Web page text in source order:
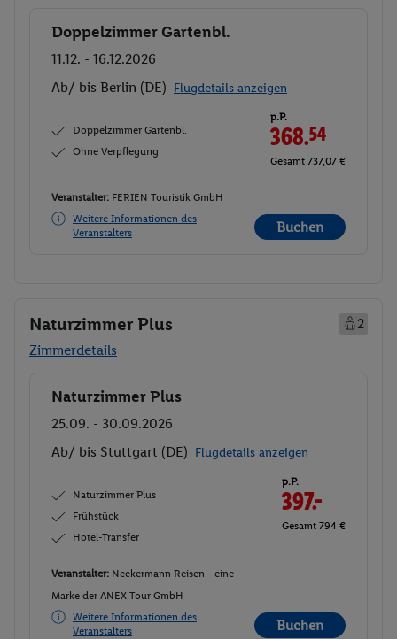
Buchen
Doppelzimmer Gartenbl.
11.12. - 16.12.2026
Ab/ bis Berlin (DE) Flugdetails anzeigen
Doppelzimmer Gartenbl.
Ohne Verpflegung
p.P.
368.54
Gesamt 737,07 €
Veranstalter: FERIEN Touristik GmbH
Weitere Informationen des
Veranstalters
Buchen
Naturzimmer Plus
2
Zimmerdetails
Buchen
Naturzimmer Plus
25.09. - 30.09.2026
Ab/ bis Stuttgart (DE) Flugdetails anzeigen
Naturzimmer Plus
Frühstück
Hotel-Transfer
p.P.
397.-
Gesamt 794 €
Veranstalter: Neckermann Reisen - eine
Marke der ANEX Tour GmbH
Weitere Informationen des
Veranstalters
Buchen